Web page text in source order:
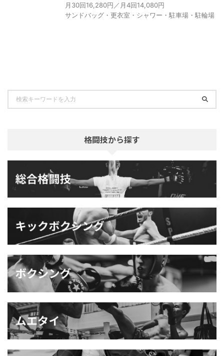
月30回16,280円／月4回14,080円
サンドバッグ・更衣室・シャワー・駐車場・駐輪場
格闘技から探す